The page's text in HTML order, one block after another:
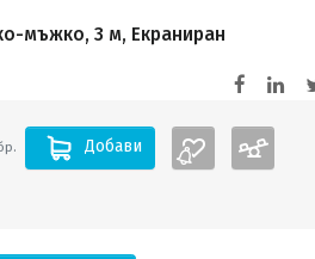
мъжко, 3 м, Екраниран
Добави